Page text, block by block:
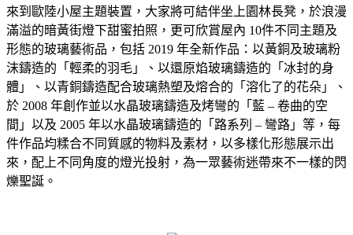
來到歐陸小屋主題裝置，大家將可結伴坐上園林長凳，於浪漫
滿溢的暗黃街燈下甜蜜拍照，更可欣賞屋內 10件不同主題及
形態的玻璃藝術品，包括 2019 年全新作品：以⿈銅及玻璃粉
沫鑄造的「輕柔的羽毛」、以還原焰玻璃鑄造的「冰封的身
體」、以⻘銅鑄造配合玻璃熱塑及熔合的「溶化了的花朵」、
於 2008 年創作並以水晶玻璃鑄造及烤彎的「藍 – 卷曲的空
間」以及 2005 年以水晶玻璃鑄造的「路系列 – 彎路」等，每
件作品均糅合不同質感的物料及素材，以多樣化形態展示出
來，配上不同角度的燈光投射，為一眾藝術迷帶來不一樣的閃
爍聖誕。